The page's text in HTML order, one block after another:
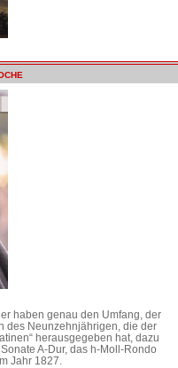
haben genau den Umfang, der
des Neunzehnjährigen, die der
herausgegeben hat, dazu
A-Dur, das h-Moll-Rondo
Jahr 1827.